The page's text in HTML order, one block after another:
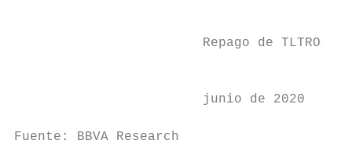
Repago de TLTROs
                        junio de 2020
Fuente: BBVA Research